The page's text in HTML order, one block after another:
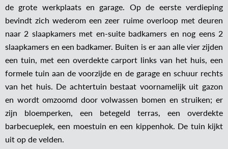
de grote werkplaats en garage. Op de eerste verdieping
bevindt zich wederom een zeer ruime overloop met deuren
naar 2 slaapkamers met en-suite badkamers en nog eens 2
slaapkamers en een badkamer. Buiten is er aan alle vier zijden
een tuin, met een overdekte carport links van het huis, een
formele tuin aan de voorzijde en de garage en schuur rechts
van het huis. De achtertuin bestaat voornamelijk uit gazon
en wordt omzoomd door volwassen bomen en struiken; er
zijn bloemperken, een betegeld terras, een overdekte
barbecueplek, een moestuin en een kippenhok. De tuin kijkt
uit op de velden.